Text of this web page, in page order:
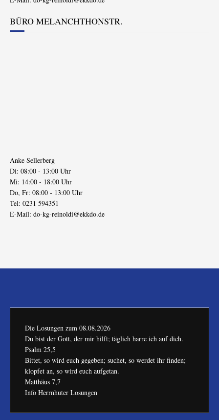
BÜRO MELANCHTHONSTR.
Anke Sellerberg
Di: 08:00 - 13:00 Uhr
Mi: 14:00 - 18:00 Uhr
Do, Fr: 08:00 - 13:00 Uhr
Tel: 0231 594351
E-Mail: do-kg-reinoldi@ekkdo.de
Die Losungen zum 08.08.2026
Du bist der Gott, der mir hilft; täglich harre ich auf dich.
Psalm 25,5
Bittet, so wird euch gegeben; suchet, so werdet ihr finden;
klopfet an, so wird euch aufgetan.
Matthäus 7,7
Info Herrnhuter Losungen